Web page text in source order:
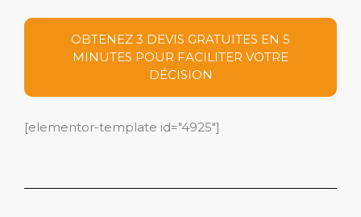
OBTENEZ 3 DEVIS GRATUITES EN 5
MINUTES POUR FACILITER VOTRE
DÉCISION
[elementor-template id="4925"]